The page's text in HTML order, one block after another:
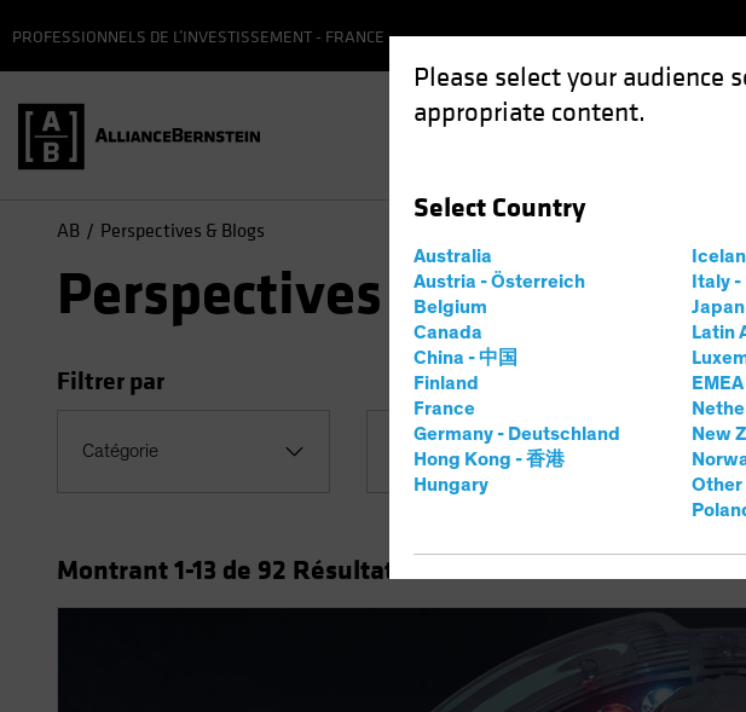
Please select your audience
appropriate content.
Select Country
Australia
Austria - Österreich
Belgium
Canada
China - 中国
Finland
France
Germany - Deutschland
Hong Kong - 香港
Hungary
Italy
Latin
EMEA
New
Other
PROFESSIONNELS DE L’INVESTISSEMENT - FRANCE
Fonds
AB Perspectives & Blogs
Perspectives & Blogs
Filtrer par
Catégorie Sujets
Montrant1-13 de 92 Résultats